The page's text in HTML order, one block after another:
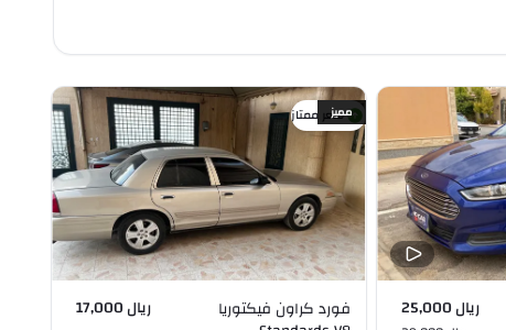
ريال 25,000
سعر ممتازمميز
فورد كراون فيكتوريا ريال 17,000